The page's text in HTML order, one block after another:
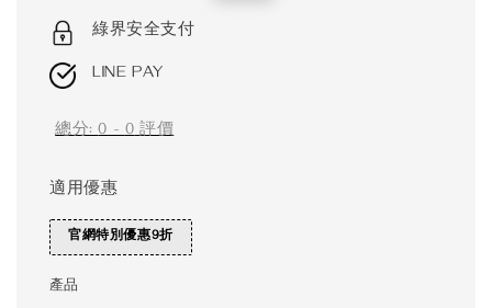
綠界安全支付
LINE PAY
總分:0-0評價
適用優惠
官網特別優惠9折
產品